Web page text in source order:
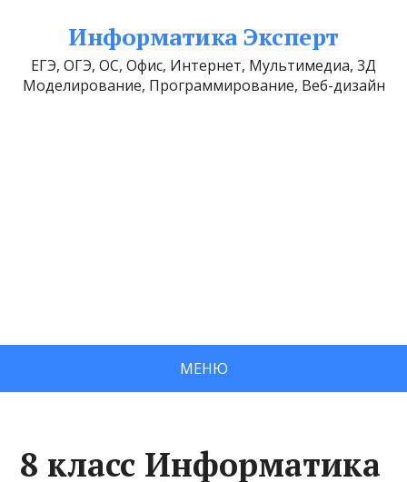
Информатика Эксперт
ЕГЭ, ОГЭ, ОС, Офис, Интернет, Мультимедиа, 3Д
Моделирование, Программирование, Веб-дизайн
МЕНЮ
8 класс Информатика